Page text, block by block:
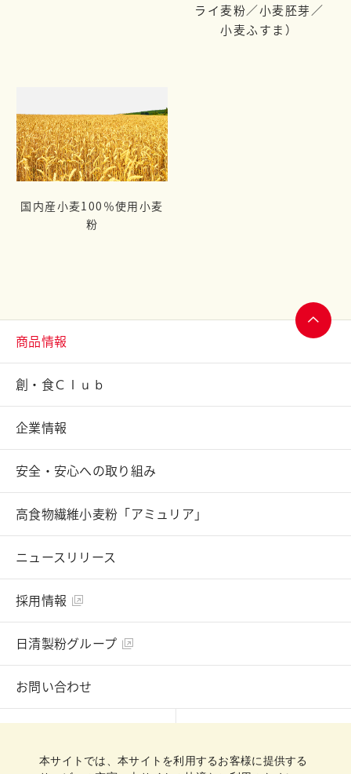
ライ麦粉／小麦胚芽／
小麦ふすま）
国内産小麦100％使用小麦
粉
トップ
商品情報
創・食Ｃｌｕｂ
企業情報
安全・安心への取り組み
高食物繊維小麦粉「アミュリア」
ニュースリリース
採用情報
日清製粉グループ
お問い合わせ
本サイトでは、本サイトを利用するお客様に提供する